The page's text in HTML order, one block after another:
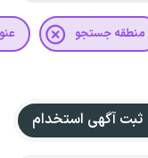
منطقه جستجو
ثبت آگهی استخدام